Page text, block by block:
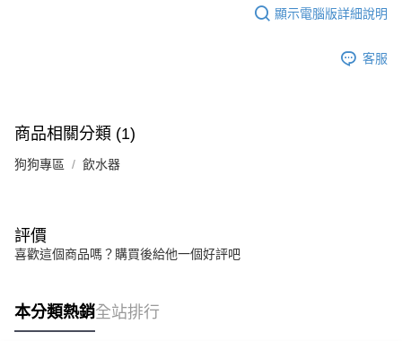
顯示電腦版詳細說明
客服
商品相關分類 (1)
狗狗專區 飲水器
評價
喜歡這個商品嗎？購買後給他一個好評吧
本分類熱銷全站排行